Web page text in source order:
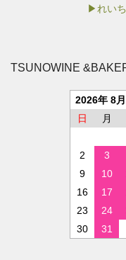
▶れい
TSUNOWINE
2026年 8月
日
月
2
3
9
10
16
17
23
24
30
31